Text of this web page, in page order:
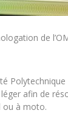
de
afin de
ou à moto.